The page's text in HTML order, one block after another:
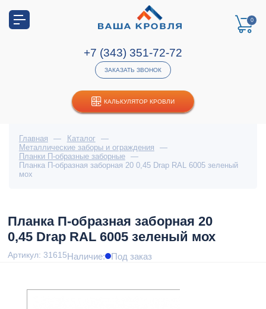
КАЛЬКУЛЯТОР КРОВЛИ
0
+7 (343) 351-72-72
ЗАКАЗАТЬ ЗВОНОК
Главная — Каталог
—
Металлические заборы и ограждения
—
Планки П-образные заборные
—
Планка П-образная заборная 20 0,45 Drap RAL 6005 зеленый
мох
Планка П-образная заборная 20
0,45 Drap RAL 6005 зеленый мох
Артикул: 31615Наличие: Под заказ